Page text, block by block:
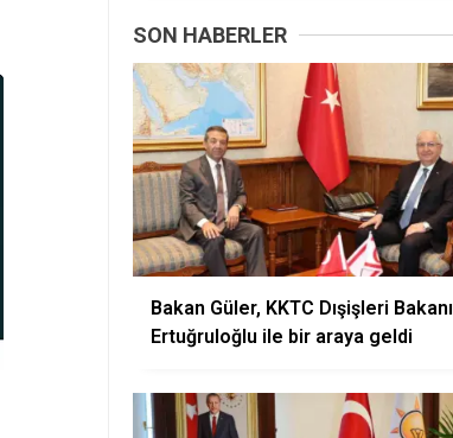
SON HABERLER
Bakan Güler, KKTC Dışişleri Bakanı
Ertuğruloğlu ile bir araya geldi